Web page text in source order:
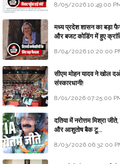
8/05/2026 10:49:00
मध्य प्रदेश शासन का बड़ा
और बजट कोडिंग में हुए
8/04/2026 10:20:00
सीएम मोहन यादव ने खोल दओ
संस्कारधानी!
8/01/2026 07:25:00
दतिया में नरोत्तम मिश्रा
और आशुतोष बैक टू...
8/03/2026 06:32:00